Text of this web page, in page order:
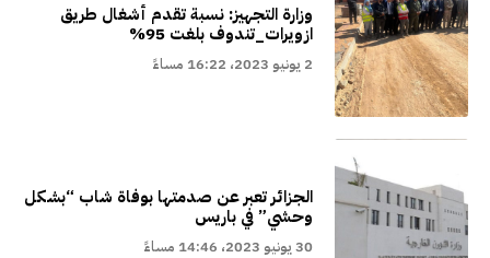
وزارة التجهيز: نسبة تقدم أشغال طريق
ازويرات_تندوف بلغت 95%
2 يونيو 2023، 16:22 مساءً
الجزائر تعبر عن صدمتها بوفاة شاب “بشكل
وحشي” في باريس
30 يونيو 2023، 14:46 مساءً